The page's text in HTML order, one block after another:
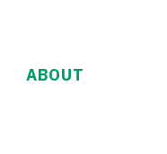
ABOUT